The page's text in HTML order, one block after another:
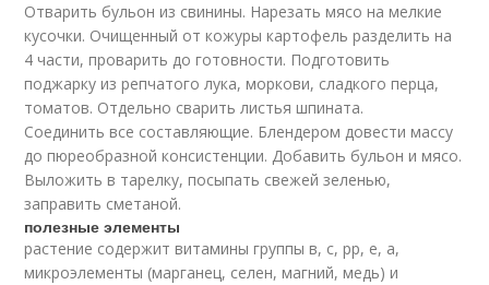
Отварить бульон из свинины. Нарезать мясо на мелкие
кусочки. Очищенный от кожуры картофель разделить на
4 части, проварить до готовности. Подготовить
поджарку из репчатого лука, моркови, сладкого перца,
томатов. Отдельно сварить листья шпината.
Соединить все составляющие. Блендером довести массу
до пюреобразной консистенции. Добавить бульон и мясо.
Выложить в тарелку, посыпать свежей зеленью,
заправить сметаной.
полезные элементы
растение содержит витамины группы в, с, рр, е, а,
микроэлементы (марганец, селен, магний, медь) и